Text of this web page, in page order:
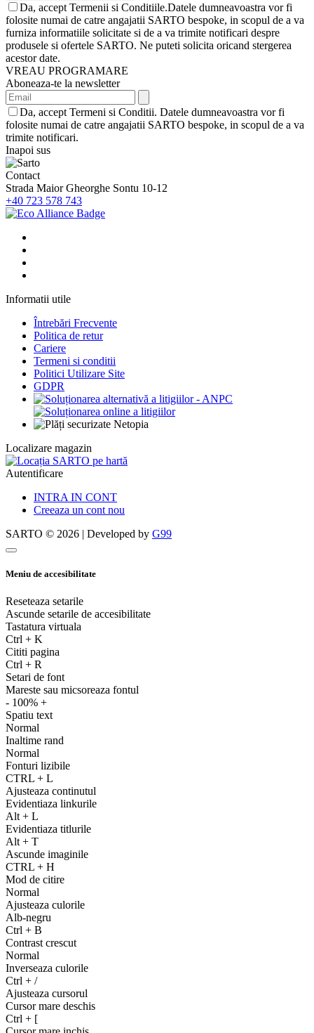
Da, accept Termenii si Conditiile.Datele dumneavoastra vor fi
folosite numai de catre angajatii SARTO bespoke, in scopul de a va
furniza informatiile solicitate si de a va trimite notificari despre
produsele si ofertele SARTO. Ne puteti solicita oricand stergerea
acestor date.
VREAU PROGRAMARE
Aboneaza-te la newsletter
Da, accept Termeni si Conditii. Datele dumneavoastra vor fi
folosite numai de catre angajatii SARTO bespoke, in scopul de a va
trimite notificari.
Inapoi sus
Contact
Strada Maior Gheorghe Sontu 10-12
+40 723 578 743
Informatii utile
Întrebări Frecvente
Politica de retur
Cariere
Termeni si conditii
Politici Utilizare Site
GDPR
Localizare magazin
Autentificare
INTRA IN CONT
Creeaza un cont nou
SARTO © 2026 | Developed by G99
Meniu de accesibilitate
Reseteaza setarile
Ascunde setarile de accesibilitate
Tastatura virtuala
Ctrl + K
Cititi pagina
Ctrl + R
Setari de font
Mareste sau micsoreaza fontul
- 100% +
Spatiu text
Normal
Inaltime rand
Normal
Fonturi lizibile
CTRL + L
Ajusteaza continutul
Evidentiaza linkurile
Alt + L
Evidentiaza titlurile
Alt + T
Ascunde imaginile
CTRL + H
Mod de citire
Normal
Ajusteaza culorile
Alb-negru
Ctrl + B
Contrast crescut
Normal
Inverseaza culorile
Ctrl + /
Ajusteaza cursorul
Cursor mare deschis
Ctrl + [